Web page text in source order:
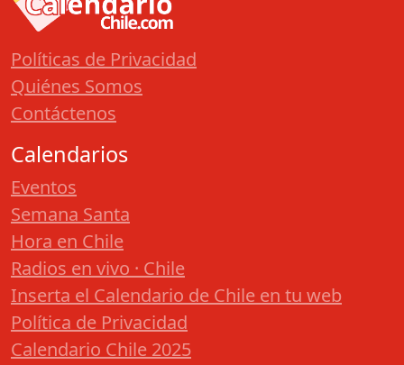
Políticas de Privacidad
Quiénes Somos
Contáctenos
Calendarios
Eventos
Semana Santa
Hora en Chile
Radios en vivo · Chile
Inserta el Calendario de Chile en tu web
Política de Privacidad
Calendario Chile 2025